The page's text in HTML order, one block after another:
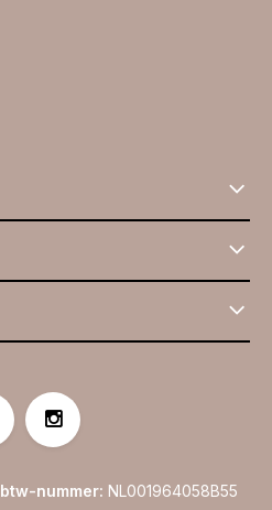
btw-nummer: NL001964058B55